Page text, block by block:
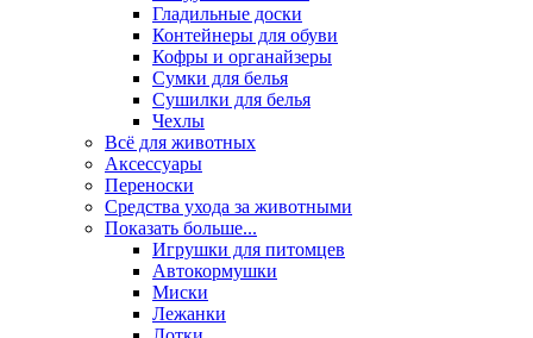
Гладильные доски
Контейнеры для обуви
Кофры и органайзеры
Сумки для белья
Сушилки для белья
Чехлы
Всё для животных
Аксесcуары
Переноски
Средства ухода за животными
Показать больше...
Игрушки для питомцев
Автокормушки
Миски
Лежанки